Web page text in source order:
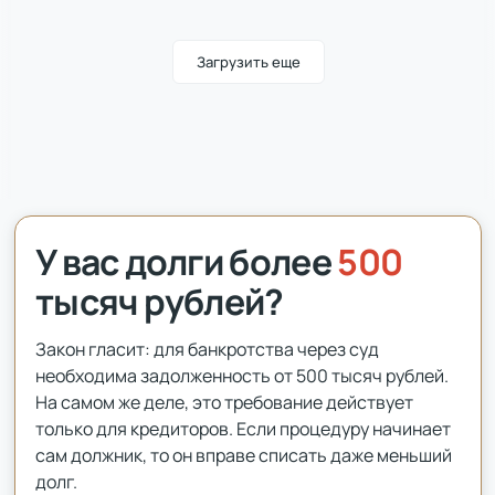
Загрузить еще
Более тысячи граждан России стали
упрощенной схеме за полгода действия
закона
Время чтения 2 минуты
МФО стали чаще продавать долги
неплательщиков коллекторам
ИЗМЕНЕНИЯ ЗАКОНА
Банкротство подорожает?
Время чтения 2 минуты
СТАТИСТИКА
У вас долги более500
тысяч рублей?
Закон гласит: для банкротства через суд
необходима задолженность от 500 тысяч рублей.
На самом же деле, это требование действует
только для кредиторов. Если процедуру начинает
сам должник, то он вправе списать даже меньший
долг.